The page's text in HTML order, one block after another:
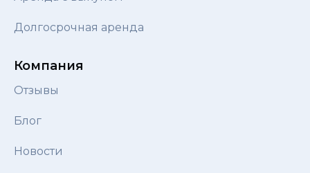
Долгосрочная аренда
Компания
Отзывы
Блог
Новости